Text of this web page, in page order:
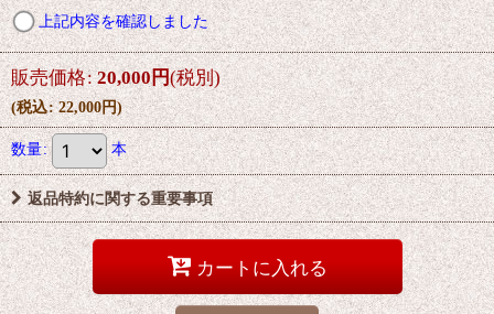
上記内容を確認しました
販売価格: 20,000円(税別)
(税込: 22,000円)
数量: 本
返品特約に関する重要事項
カートに入れる